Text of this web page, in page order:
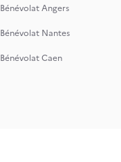
Bénévolat Angers
Bénévolat Nantes
Bénévolat Caen